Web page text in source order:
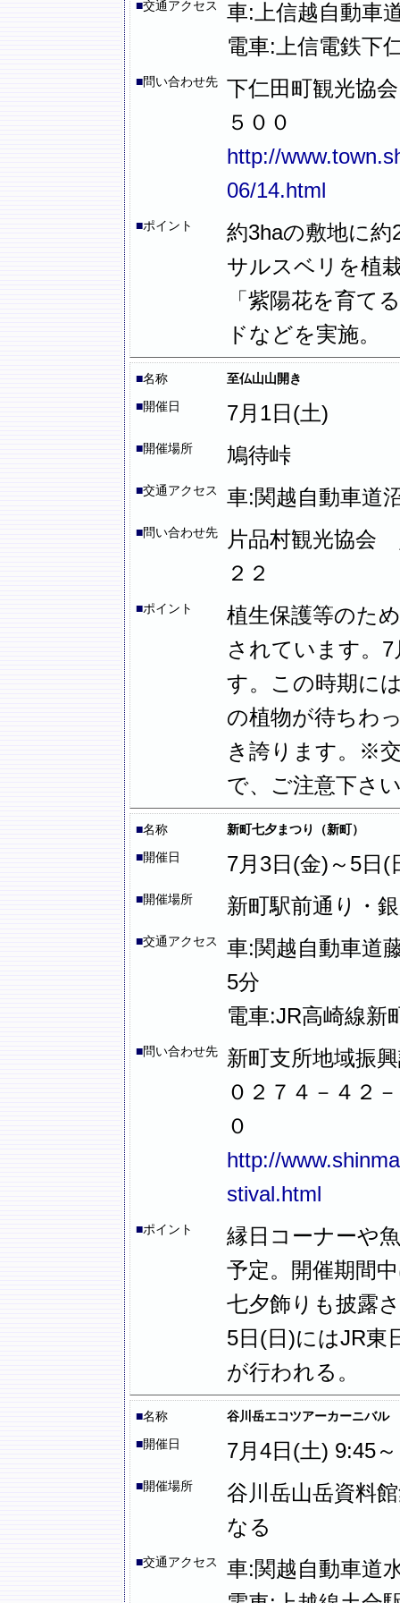
■交通アクセス
車:上信越自動車
電車:上信電鉄下
■問い合わせ先
下仁田町観光協
５００
http://
06/14.html
■ポイント
約3haの敷地に
サルスベリを植
「紫陽花を育て
ドなどを実施。
■名称
至仏山山開き
■開催日 7月1日(土)
■開催場所 鳩待峠
■交通アクセス 車:関越自動車道
■問い合わせ先
片品村観光協会
２２
■ポイント
植生保護等のた
されています。
す。この時期に
の植物が待ちわ
き誇ります。※
で、ご注意下さ
■名称
新町七夕まつり（新町）
■開催日 7月3日(金)～5日(
■開催場所 新町駅前通り・
■交通アクセス
車:関越自動車道
5分
電車:JR高崎線新
■問い合わせ先
新町支所地域振
０２７４－４２
０
http://
stival.html
■ポイント
縁日コーナーや
予定。開催期間
七夕飾りも披露
5日(日)にはJR東
が行われる。
■名称
谷川岳エコツアーカーニバル
■開催日 7月4日(土) 9:45～
■開催場所
谷川岳山岳資料
なる
■交通アクセス
車:関越自動車道